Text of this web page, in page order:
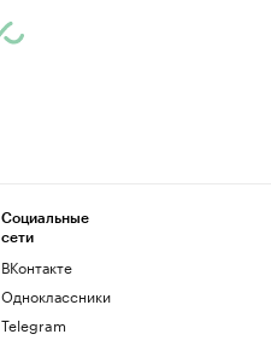
Социальные
сети
ВКонтакте
Одноклассники
Telegram